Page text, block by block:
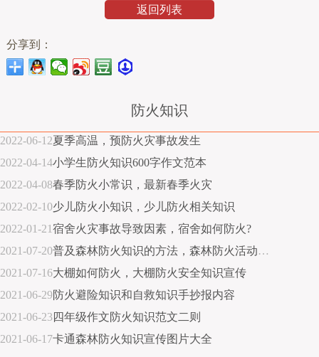
返回列表
分享到：
防火知识
2022-06-12夏季高温，预防火灾事故发生
2022-04-14小学生防火知识600字作文范本
2022-04-08春季防火小常识，最新春季火灾
2022-02-10少儿防火小知识，少儿防火相关知识
2022-01-21宿舍火灾事故导致因素，宿舍如何防火?
2021-07-20普及森林防火知识的方法，森林防火活动建议心得体会
2021-07-16大棚如何防火，大棚防火安全知识宣传
2021-06-29防火避险知识和自救知识手抄报内容
2021-06-23 四年级作文防火知识范文二则
2021-06-17卡通森林防火知识宣传图片大全